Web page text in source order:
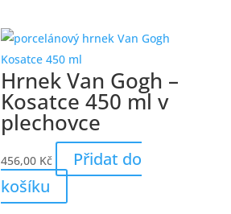
Hrnek Van Gogh –
Kosatce 450 ml v
plechovce
456,00 Kč
Přidat do
košíku